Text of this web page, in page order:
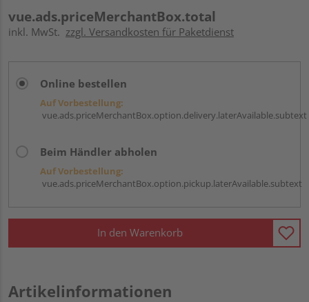
vue.ads.priceMerchantBox.total
inkl. MwSt. zzgl. Versandkosten für Paketdienst
Online bestellen
Auf Vorbestellung:
vue.ads.priceMerchantBox.option.delivery.laterAvailable.subtext
Beim Händler abholen
Auf Vorbestellung:
vue.ads.priceMerchantBox.option.pickup.laterAvailable.subtext
In den Warenkorb
Artikelinformationen